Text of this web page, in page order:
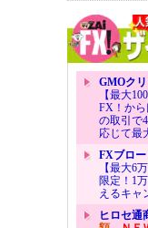
GMOク
【最大
FX！か
の取引で
応じて最
FXブロー
【最大6
限定！1
えるキャ
ヒロセ通